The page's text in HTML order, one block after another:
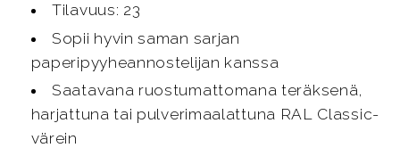
Tilavuus: 23
Sopii hyvin saman sarjan
paperipyyheannostelijan kanssa
Saatavana ruostumattomana teräksenä,
harjattuna tai pulverimaalattuna RAL Classic-
värein